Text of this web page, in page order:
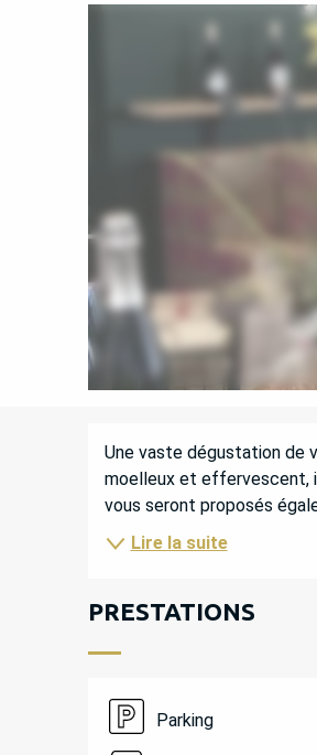
Une vaste dégustation de
moelleux et effervescent,
vous seront proposés
Lire la suite
PRESTATIONS
Parking